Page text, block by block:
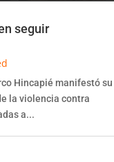
seguir
Hincapié manifestó su
la violencia contra
a...